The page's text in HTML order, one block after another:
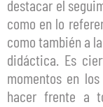
destacar el
como en lo
como también a
didáctica. Es
momentos en
hacer frente a